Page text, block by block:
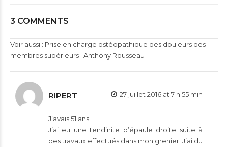
3 COMMENTS
Voir aussi : Prise en charge ostéopathique des douleurs des
membres supérieurs | Anthony Rousseau
RIPERT 27 juillet 2016 at 7 h 55 min
J’avais 51 ans.
J’ai eu une tendinite d’épaule droite suite à
des travaux effectués dans mon grenier. J’ai du